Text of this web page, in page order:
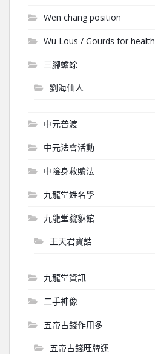
Wen chang position
Wu Lous / Gourds for health
三腳蟾蜍
劉海仙人
中元普渡
中元法會活動
中陰身救贖法
九龍堂姓名學
九龍堂貔貅館
王天君寶誥
九龍堂資訊
二手神像
五帝古錢作用多
五帝古錢旺牌運